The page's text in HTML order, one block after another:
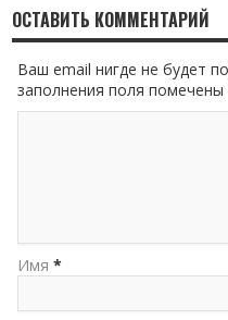
ОСТАВИТЬ КОММЕНТАРИЙ
Ваш email нигде не будет
заполнения поля помечены
Имя *